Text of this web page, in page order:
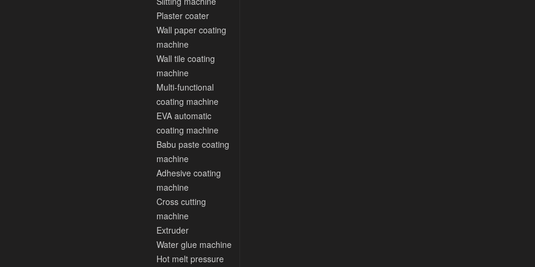
Plaster coater
Wall paper coating
machine
Wall tile coating
machine
Multi-functional
coating machine
EVA automatic
coating machine
Babu paste coating
machine
Adhesive coating
machine
Cross cutting
machine
Extruder
Water glue machine
Hot melt pressure